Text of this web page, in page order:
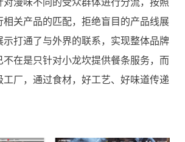
对漫味不同的受众群体进行分流，按照
相关产品的匹配，拒绝盲目的产品线展
示打通了与外界的联系，实现整体品牌
不在是只针对小龙坎提供餐条服务，而
工厂，通过食材，好工艺、好味道传递